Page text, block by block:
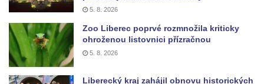
Sloup Nejsvětější Trojice v Dubé
Sloup Nejsvětější Trojice v Dubé-Novém
Berštejně
Sloup svatého Floriána na nádvoří hradu
5. 8. 2026
Zoo Liberec poprvé rozmnožila kriticky
ohroženou listovnici přízračnou
5. 8. 2026
Liberecký kraj zahájil obnovu historických